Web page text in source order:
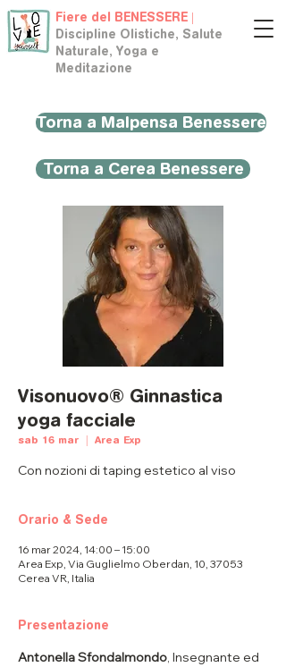
Fiere del BENESSERE |
Discipline Olistiche, Salute
Naturale, Yoga e
Meditazione
Torna a Malpensa Benessere
Torna a Cerea Benessere
Visonuovo® Ginnastica
yoga facciale
sab 16 mar Area Exp
Con nozioni di taping estetico al viso
Orario & Sede
16 mar 2024, 14:00 – 15:00
Area Exp, Via Guglielmo Oberdan, 10, 37053
Cerea VR, Italia
Presentazione
Antonella Sfondalmondo, Insegnante ed